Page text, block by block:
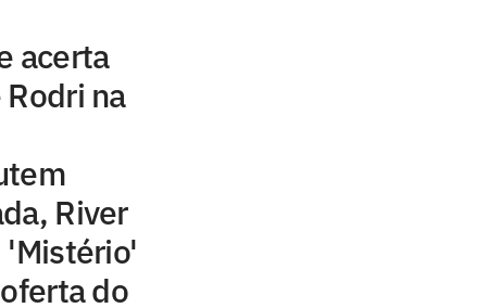
acerta
na
River
'Mistério'
do